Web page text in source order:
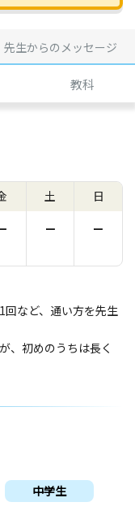
先生からのメッセージ
教科
土
ー
日
ー
など、通い方を先生
、初めのうちは長く
中学生